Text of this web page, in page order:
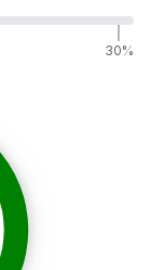
30%